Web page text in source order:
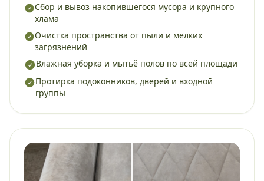
Сбор и вывоз накопившегося мусора и крупного
хлама
Очистка пространства от пыли и мелких
загрязнений
Влажная уборка и мытьё полов по всей площади
Протирка подоконников, дверей и входной
группы